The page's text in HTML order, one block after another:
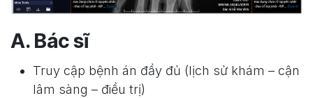
A. Bác sĩ
Truy cập bệnh án đầy đủ (lịch sử khám – cận
lâm sàng – điều trị)